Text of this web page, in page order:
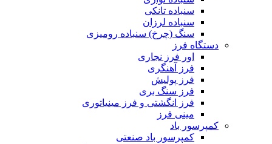
سنباده تانکی
سنباده لرزان
سنگ (چرخ) سنباده رومیزی
دستگاه فرز
اور فرز نجاری
فرز آهنگری
فرز پولیش
فرز سنگ بری
فرز انگشتی و فرز مینیاتوری
مینی فرز
کمپرسور باد
کمپرسور باد صنعتی